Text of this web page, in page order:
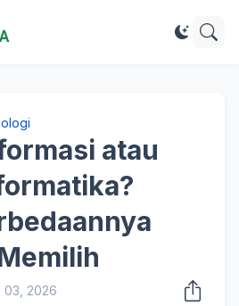
atau
03, 2026